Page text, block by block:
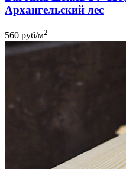
Архангельский лес
560 руб/м2